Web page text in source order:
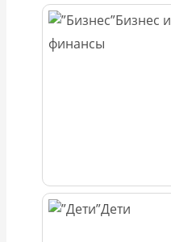
Бизнес и
финансы
Дети